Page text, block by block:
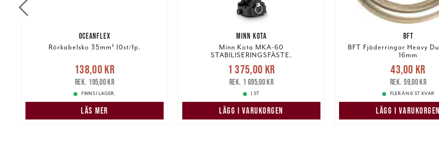
OCEANFLEX
Rörkabelsko 35mm² 10st/fp.
Nuvarande pris
Tidigare pris
138,00 kr
195,00 kr
FINNS I LAGER.
LÄS MER
MINN KOTA
Minn Kota MKA-60
STABILISERINGSFÄSTE.
Nuvarande pris
1 375,00 krTidigare pris
1 695,00 kr
1 375,00 kr
1 695,00 kr
1 ST
LÄGG I VARUKORGEN
BFT
BFT Fjäderringar Heavy
16mm
Nuvarande pris :43,00 kr
pris: 59,00 kr
43,00 kr
59,00 kr
FLER ÄN 6 ST KVAR
LÄGG I VARUKORGEN